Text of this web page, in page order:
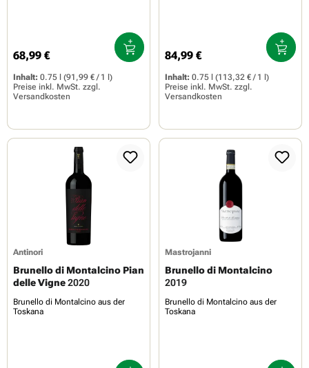
Regulärer Preis:
68,99 €
Inhalt: 0.75 l
(91,99 € / 1 l)
Preise inkl. MwSt. zzgl.
Versandkosten
Regulärer Preis:
84,99 €
Inhalt: 0.75 l
(113,32 € / 1 l)
Preise inkl. MwSt. zzgl.
Versandkosten
Antinori
Brunello di Montalcino Pian
delle Vigne2020
Brunello di Montalcino aus der
Toskana
Mastrojanni
Brunello di Montalcino
2019
Brunello di Montalcino aus der
Toskana